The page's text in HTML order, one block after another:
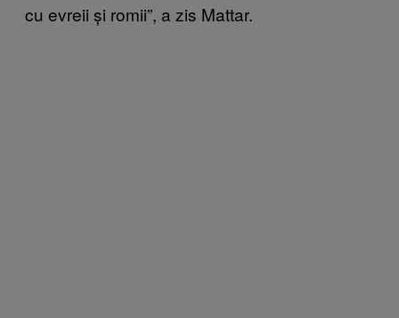
cu evreii și romii”, a zis Mattar.